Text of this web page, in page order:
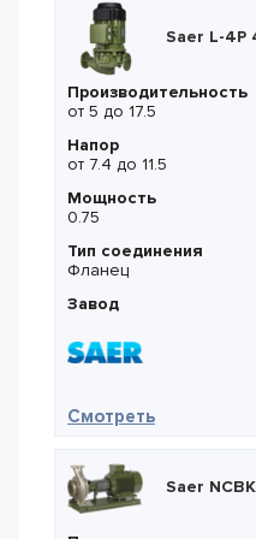
Saer L-4P
Производительность
от 5 до 17.5
Напор
от 7.4 до 11.5
Мощность
0.75
Тип соединения
Фланец
Завод
Смотреть— Saer L-
Saer